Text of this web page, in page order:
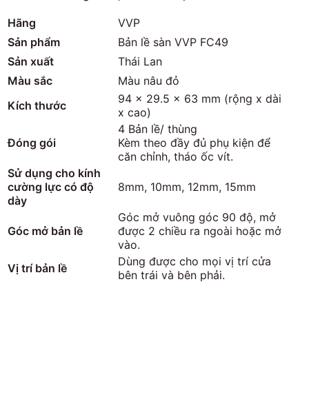
Hãng
VVP
Sản phẩm
Bản lề sàn VVP FC49
Sản xuất
Thái Lan
Màu sắc
Màu nâu đỏ
Kích thước
94 x 29.5 x 63 mm (rộng x dài
x cao)
Đóng gói
4 Bản lề/ thùng
Kèm theo đầy đủ phụ kiện để
căn chỉnh, tháo ốc vít.
Sử dụng cho kính
cường lực có độ
dày
8mm, 10mm, 12mm, 15mm
Góc mở bản lề
Góc mở vuông góc 90 độ, mở
được 2 chiều ra ngoài hoặc mở
vào.
Vị trí bản lề
Dùng được cho mọi vị trí cửa
bên trái và bên phải.